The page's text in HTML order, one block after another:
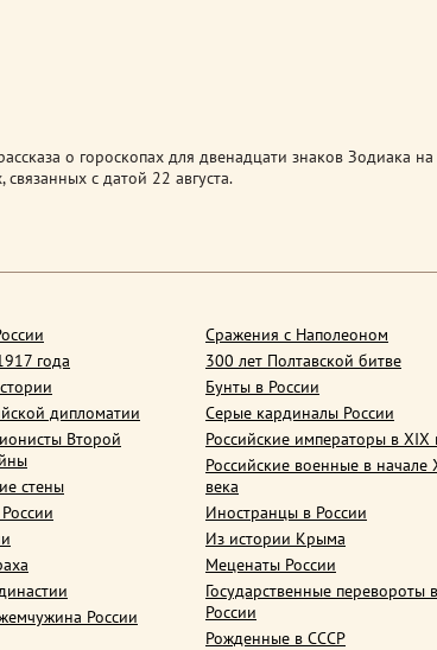
о гороскопах для двенадцати знаков Зодиака
связанных с датой 22 августа.
года
дипломатии
Второй
стены
России
Сражения с Наполеоном
300 лет Полтавской битве
Бунты в России
Серые кардиналы России
Российские императоры в XIX
Российские военные в начале
века
Иностранцы в России
Из истории Крыма
Меценаты России
Государственные перевороты в
России
Рожденные в СССР